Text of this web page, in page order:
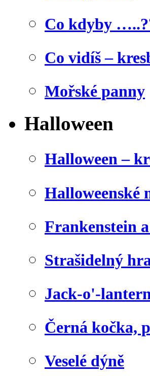
Co kdyby
Co vidíš –
Mořské panny
Halloween
Halloween –
Halloweenské
Frankenstein
Strašidelný
Jack-o'-
Černá kočka,
Veselé dýně